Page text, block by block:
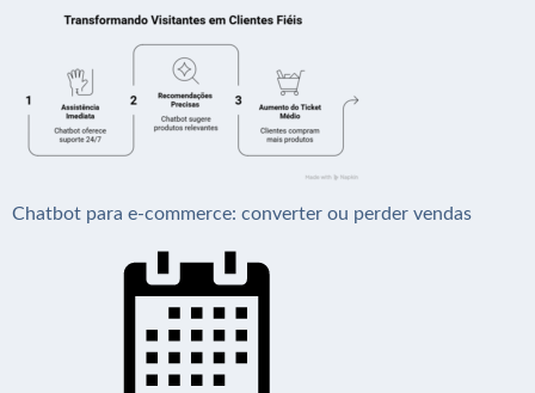
Chatbot para e-commerce: converter ou perder vendas